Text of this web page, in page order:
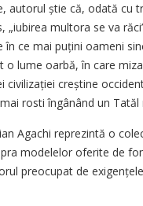
autorul știe că, odată cu
„iubirea multora se va
în ce mai puțini oameni
o lume oarbă, în care
civilizației creștine
rosti îngânând un
Agachi reprezintă o
modelelor oferite de
preocupat de